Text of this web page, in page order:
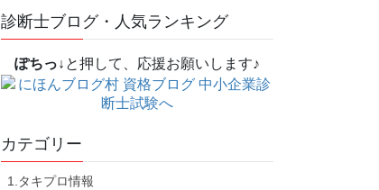
診断士ブログ・人気ランキング
ぽちっ↓ と押して、応援お願いします♪
カテゴリー
1.タキプロ情報